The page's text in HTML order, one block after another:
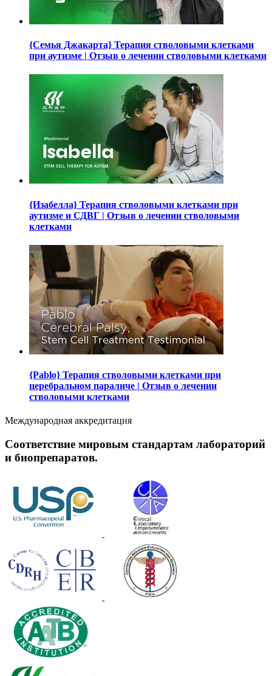
{Семья Джакарта} Терапия стволовыми клетками
при аутизме | Отзыв о лечении стволовыми клетками
{Изабелла} Терапия стволовыми клетками при
аутизме и СДВГ | Отзыв о лечении стволовыми
клетками
{Pablo} Терапия стволовыми клетками при
церебральном параличе | Отзыв о лечении
стволовыми клетками
Международная аккредитация
Соответствие мировым стандартам лабораторий
и биопрепаратов.